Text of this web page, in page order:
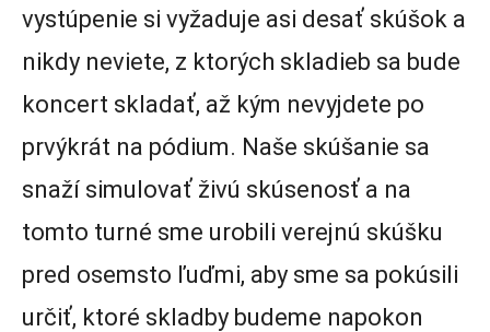
vystúpenie si vyžaduje asi desať skúšok a
nikdy neviete, z ktorých skladieb sa bude
koncert skladať, až kým nevyjdete po
prvýkrát na pódium. Naše skúšanie sa
snaží simulovať živú skúsenosť a na
tomto turné sme urobili verejnú skúšku
pred osemsto ľuďmi, aby sme sa pokúsili
určiť, ktoré skladby budeme napokon